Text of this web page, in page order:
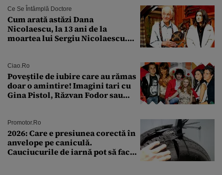
Ce Se Întâmplă Doctore
Cum arată astăzi Dana
Nicolaescu, la 13 ani de la
moartea lui Sergiu Nicolaescu.
Ciao.ro
Poveştile de iubire care au rămas
doar o amintire! Imagini tari cu
Gina Pistol, Răzvan Fodor sau
Promotor.ro
2026: Care e presiunea corectă în
anvelope pe caniculă.
Cauciucurile de iarnă pot să facă